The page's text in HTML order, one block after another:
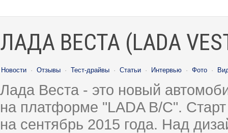
ЛАДА ВЕСТА (LADA
Новости · Отзывы · Тест-драйвы · Статьи · Интервью · Фото ·
Лада Веста - это новый
на платформе "LADA B/C".
на сентябрь 2015 года. Над